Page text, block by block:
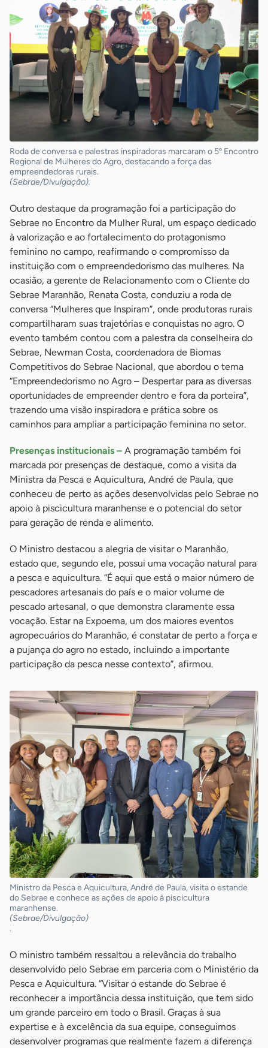
Roda de conversa e palestras inspiradoras marcaram o 5º Encontro
Regional de Mulheres do Agro, destacando a força das
empreendedoras rurais.
(Sebrae/Divulgação).
Outro destaque da programação foi a participação do
Sebrae no Encontro da Mulher Rural, um espaço dedicado
à valorização e ao fortalecimento do protagonismo
feminino no campo, reafirmando o compromisso da
instituição com o empreendedorismo das mulheres. Na
ocasião, a gerente de Relacionamento com o Cliente do
Sebrae Maranhão, Renata Costa, conduziu a roda de
conversa “Mulheres que Inspiram”, onde produtoras rurais
compartilharam suas trajetórias e conquistas no agro. O
evento também contou com a palestra da conselheira do
Sebrae, Newman Costa, coordenadora de Biomas
Competitivos do Sebrae Nacional, que abordou o tema
“Empreendedorismo no Agro – Despertar para as diversas
oportunidades de empreender dentro e fora da porteira”,
trazendo uma visão inspiradora e prática sobre os
caminhos para ampliar a participação feminina no setor.
Presenças institucionais – A programação também foi
marcada por presenças de destaque, como a visita da
Ministra da Pesca e Aquicultura, André de Paula, que
conheceu de perto as ações desenvolvidas pelo Sebrae no
apoio à piscicultura maranhense e o potencial do setor
para geração de renda e alimento.
O Ministro destacou a alegria de visitar o Maranhão,
estado que, segundo ele, possui uma vocação natural para
a pesca e aquicultura. “É aqui que está o maior número de
pescadores artesanais do país e o maior volume de
pescado artesanal, o que demonstra claramente essa
vocação. Estar na Expoema, um dos maiores eventos
agropecuários do Maranhão, é constatar de perto a força e
a pujança do agro no estado, incluindo a importante
participação da pesca nesse contexto”, afirmou.
Ministro da Pesca e Aquicultura, André de Paula, visita o estande
do Sebrae e conhece as ações de apoio à piscicultura
maranhense.
(Sebrae/Divulgação)
.
O ministro também ressaltou a relevância do trabalho
desenvolvido pelo Sebrae em parceria com o Ministério da
Pesca e Aquicultura. “Visitar o estande do Sebrae é
reconhecer a importância dessa instituição, que tem sido
um grande parceiro em todo o Brasil. Graças à sua
expertise e à excelência da sua equipe, conseguimos
desenvolver programas que realmente fazem a diferença